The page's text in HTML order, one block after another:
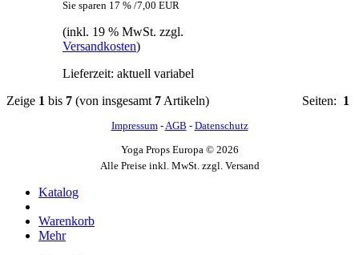
Sie sparen 17 % /7,00 EUR
(inkl. 19 % MwSt. zzgl.
Versandkosten)
Lieferzeit: aktuell variabel
Zeige 1 bis 7 (von insgesamt 7 Artikeln) Seiten: 1
Impressum-AGB - Datenschutz
Yoga Props Europa © 2026
Alle Preise inkl. MwSt. zzgl. Versand
Katalog
Warenkorb
Mehr